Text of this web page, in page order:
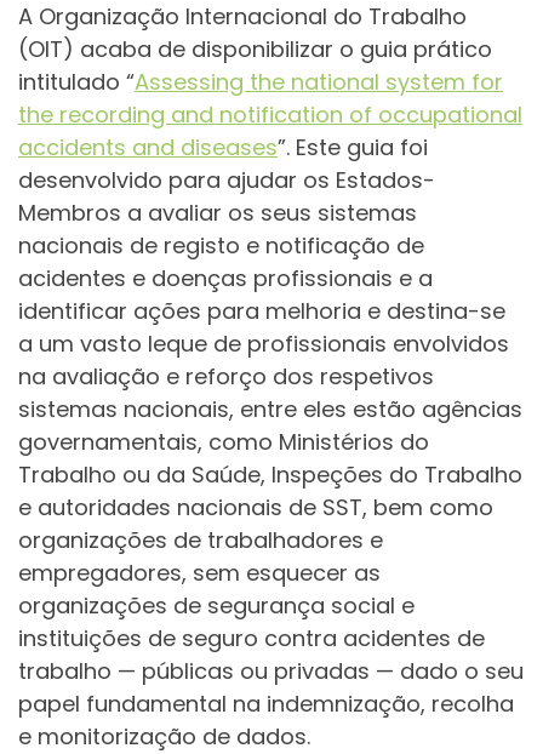
A Organização Internacional do Trabalho
(OIT) acaba de disponibilizar o guia prático
intitulado “Assessing the national system for
the recording and notification of occupational
accidents and diseases”. Este guia foi
desenvolvido para ajudar os Estados-
Membros a avaliar os seus sistemas
nacionais de registo e notificação de
acidentes e doenças profissionais e a
identificar ações para melhoria e destina-se
a um vasto leque de profissionais envolvidos
na avaliação e reforço dos respetivos
sistemas nacionais, entre eles estão agências
governamentais, como Ministérios do
Trabalho ou da Saúde, Inspeções do Trabalho
e autoridades nacionais de SST, bem como
organizações de trabalhadores e
empregadores, sem esquecer as
organizações de segurança social e
instituições de seguro contra acidentes de
trabalho — públicas ou privadas — dado o seu
papel fundamental na indemnização, recolha
e monitorização de dados.